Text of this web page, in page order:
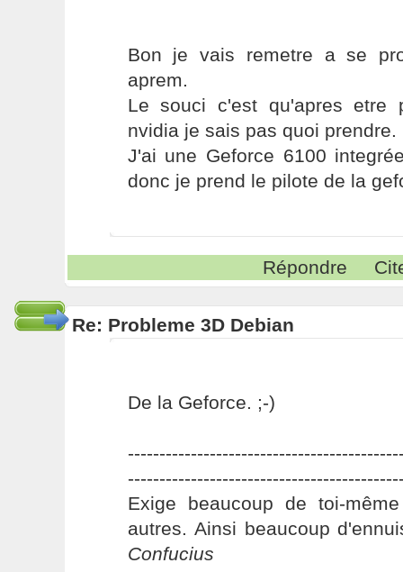
Bon je vais remetre a se
aprem.
Le souci c'est qu'apres etre
nvidia je sais pas quoi prendre.
J'ai une Geforce 6100
donc je prend le pilote de la
Répondre
Re: Probleme 3D Debian
De la Geforce. ;-)
Exige beaucoup de toi-
autres. Ainsi beaucoup
Confucius